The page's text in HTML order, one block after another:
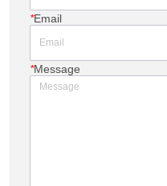
*Email
*Message